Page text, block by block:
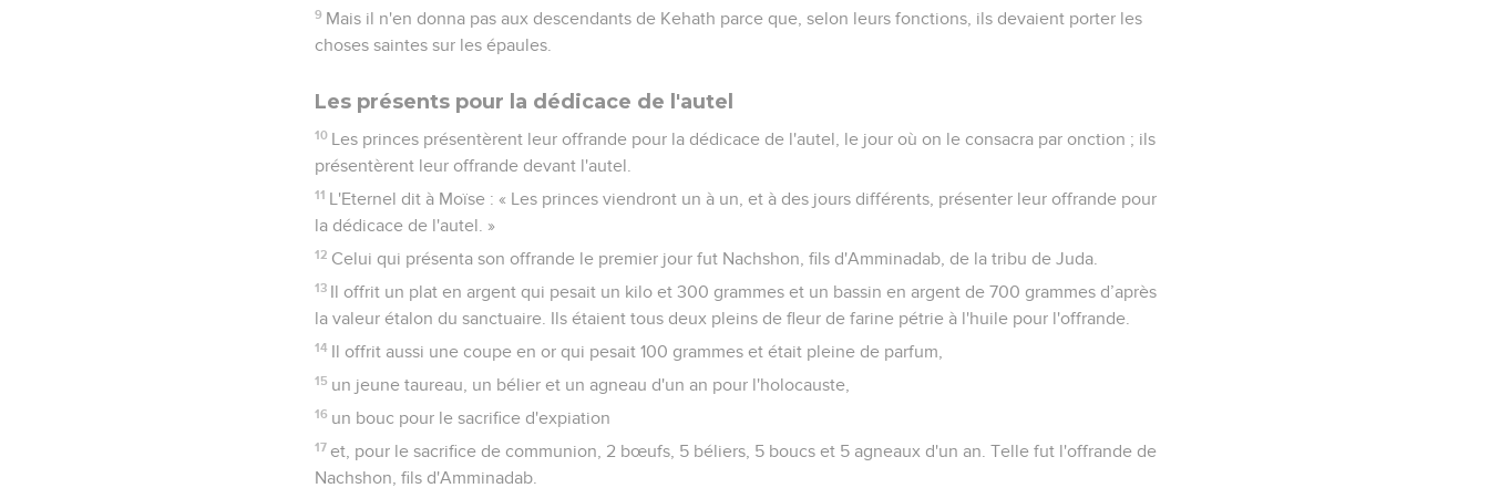
9 Mais il n'en donna pas aux descendants de Kehath parce que, selon leurs fonctions, ils devaient porter les
choses saintes sur les épaules.
Les présents pour la dédicace de l'autel
10 Les princes présentèrent leur offrande pour la dédicace de l'autel, le jour où on le consacra par onction ; ils
présentèrent leur offrande devant l'autel.
11 L'Eternel dit à Moïse : « Les princes viendront un à un, et à des jours différents, présenter leur offrande pour
la dédicace de l'autel. »
12 Celui qui présenta son offrande le premier jour fut Nachshon, fils d'Amminadab, de la tribu de Juda.
13 Il offrit un plat en argent qui pesait un kilo et 300 grammes et un bassin en argent de 700 grammes d’après
la valeur étalon du sanctuaire. Ils étaient tous deux pleins de fleur de farine pétrie à l'huile pour l'offrande.
14 Il offrit aussi une coupe en or qui pesait 100 grammes et était pleine de parfum,
15 un jeune taureau, un bélier et un agneau d'un an pour l'holocauste,
16 un bouc pour le sacrifice d'expiation
17 et, pour le sacrifice de communion, 2 bœufs, 5 béliers, 5 boucs et 5 agneaux d'un an. Telle fut l'offrande de
Nachshon, fils d'Amminadab.